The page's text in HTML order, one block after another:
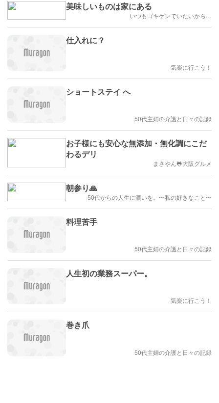
美味しいものは家にある
いつもゴキゲンでいたいから…
仕入れに？
気楽に行こう！
ショートステイ へ
50代主婦の介護と日々の記録
お子様にも安心な無添加・無化調にこだ
わるデリ
まさやん🐸大阪グルメ
朝参り🙏
50代からの人生に潤いを。〜私の好きなこと〜
料理苦手
50代主婦の介護と日々の記録
人生初の業務スーパー。
気楽に行こう！
巻き爪
50代主婦の介護と日々の記録